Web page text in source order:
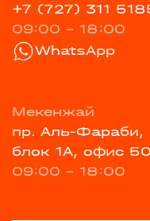
+7 (727) 311
09:00 - 18:00
WhatsApp
Мекенжай
пр. Аль-
блок 1А, офис
09:00 - 18:00